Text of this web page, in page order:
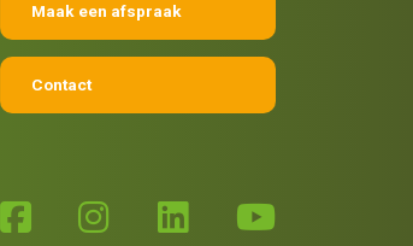
Maak een afspraak
Contact